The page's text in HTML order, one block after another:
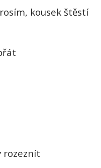
kousek štěstí
rozeznít